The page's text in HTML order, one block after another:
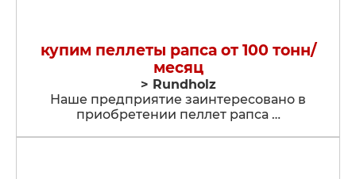
купим пеллеты рапса от 100 тонн/
месяц
> Rundholz
Наше предприятие заинтересовано в
приобретении пеллет рапса …